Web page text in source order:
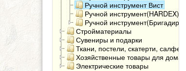
Ручной инструмент Вист
Ручной инструмент(HARDEX)
Ручной инструмент(Бригадир)
Стройматериалы
Сувениры и подарки
Ткани, постели, скатерти, салфетки
Хозяйственные товары для дома
Электрические товары